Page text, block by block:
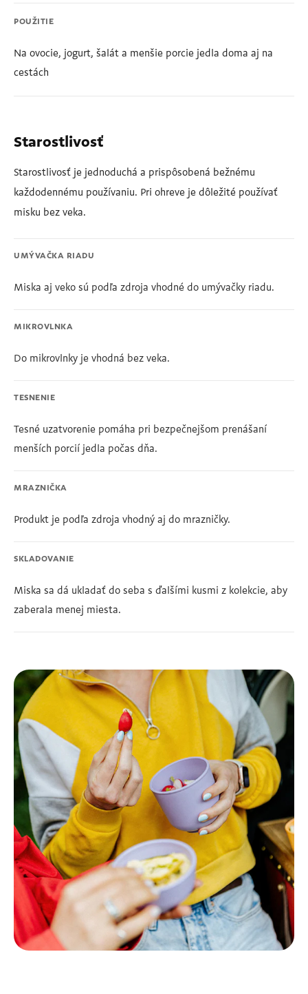
POUŽITIE
Na ovocie, jogurt, šalát a menšie porcie jedla doma aj na
cestách
Starostlivosť
Starostlivosť je jednoduchá a prispôsobená bežnému
každodennému používaniu. Pri ohreve je dôležité používať
misku bez veka.
UMÝVAČKA RIADU
Miska aj veko sú podľa zdroja vhodné do umývačky riadu.
MIKROVLNKA
Do mikrovlnky je vhodná bez veka.
TESNENIE
Tesné uzatvorenie pomáha pri bezpečnejšom prenášaní
menších porcií jedla počas dňa.
MRAZNIČKA
Produkt je podľa zdroja vhodný aj do mrazničky.
SKLADOVANIE
Miska sa dá ukladať do seba s ďalšími kusmi z kolekcie, aby
zaberala menej miesta.